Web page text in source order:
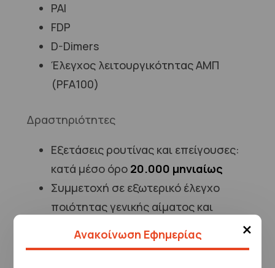
×
Ανακοίνωση Εφημερίας
PAI
FDP
D-Dimers
Έλεγχος λειτουργικότητας ΑΜΠ
(PFA100)
Δραστηριότητες
Εξετάσεις ρουτίνας και επείγουσες:
κατά μέσο όρο 20.000 μηνιαίως
Συμμετοχή σε εξωτερικό έλεγχο
ποιότητας γενικής αίματος και
Εσωτερικός ποιοτικός έλεγχος για το